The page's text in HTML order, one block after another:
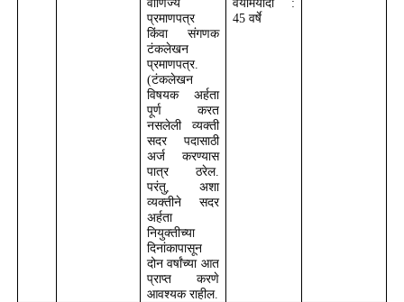
वाणिज्य
प्रमाणपत्र
किंवा संगणक
टंकलेखन
प्रमाणपत्र.
(टंकलेखन
विषयक अर्हता
पूर्ण करत
नसलेली व्यक्ती
सदर पदासाठी
अर्ज करण्यास
पात्र ठरेल.
परंतु
अशा
व्यक्तीने सदर
अर्हता
नियुक्तीच्या
दिनांकापासून
दोन वर्षांच्या आत
प्राप्त करणे
आवश्यक राहील.
वयोमर्यादा :
45 वर्षे